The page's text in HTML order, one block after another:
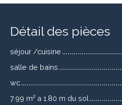
Détail des pièces
séjour /cuisine
salle de bains
wc
7.99 m² a 1.80 m du sol